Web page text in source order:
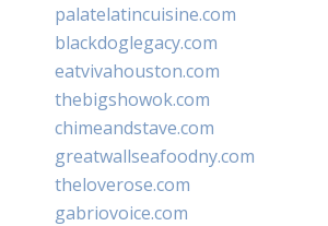
palatelatincuisine.com
blackdoglegacy.com
eatvivahouston.com
thebigshowok.com
chimeandstave.com
greatwallseafoodny.com
theloverose.com
gabriovoice.com